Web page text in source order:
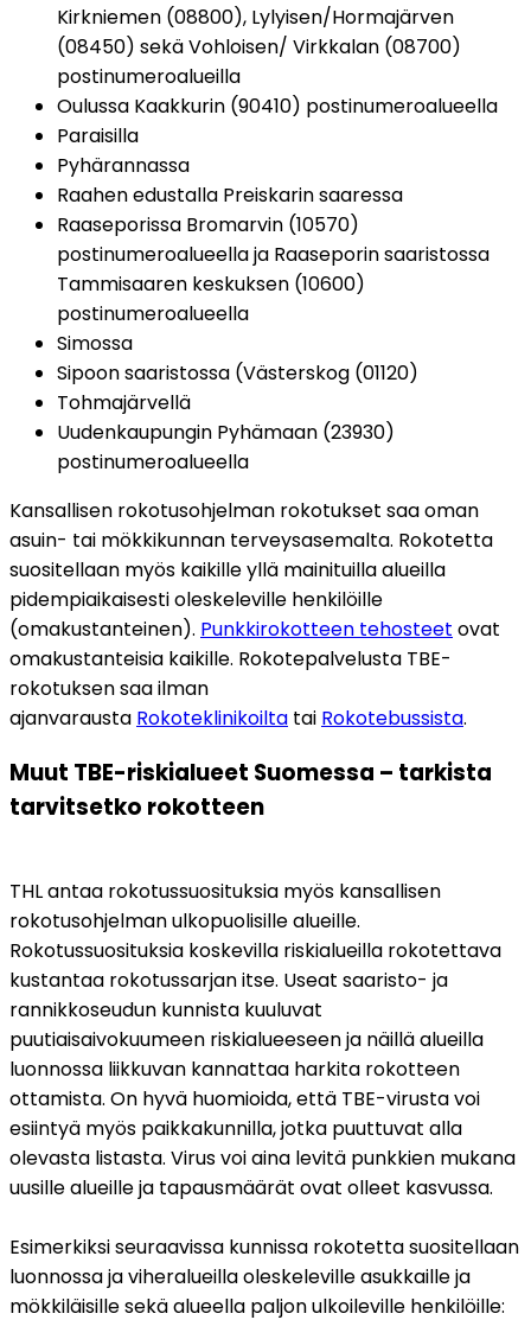
Kirkniemen (08800), Lylyisen/Hormajärven
(08450) sekä Vohloisen/ Virkkalan (08700)
postinumeroalueilla
Oulussa Kaakkurin (90410) postinumeroalueella
Paraisilla
Pyhärannassa
Raahen edustalla Preiskarin saaressa
Raaseporissa Bromarvin (10570)
postinumeroalueella ja Raaseporin saaristossa
Tammisaaren keskuksen (10600)
postinumeroalueella
Simossa
Sipoon saaristossa (Västerskog (01120)
Tohmajärvellä
Uudenkaupungin Pyhämaan (23930)
postinumeroalueella
Kansallisen rokotusohjelman rokotukset saa oman
asuin- tai mökkikunnan terveysasemalta. Rokotetta
suositellaan myös kaikille yllä mainituilla alueilla
pidempiaikaisesti oleskeleville henkilöille
(omakustanteinen). Punkkirokotteen tehosteet ovat
omakustanteisia kaikille. Rokotepalvelusta TBE-
rokotuksen saa ilman
ajanvarausta Rokoteklinikoilta tai Rokotebussista.
Muut TBE-riskialueet Suomessa – tarkista
tarvitsetko rokotteen
THL antaa rokotussuosituksia myös kansallisen
rokotusohjelman ulkopuolisille alueille.
Rokotussuosituksia koskevilla riskialueilla rokotettava
kustantaa rokotussarjan itse. Useat saaristo- ja
rannikkoseudun kunnista kuuluvat
puutiaisaivokuumeen riskialueeseen ja näillä alueilla
luonnossa liikkuvan kannattaa harkita rokotteen
ottamista. On hyvä huomioida, että TBE-virusta voi
esiintyä myös paikkakunnilla, jotka puuttuvat alla
olevasta listasta. Virus voi aina levitä punkkien mukana
uusille alueille ja tapausmäärät ovat olleet kasvussa.
Esimerkiksi seuraavissa kunnissa rokotetta suositellaan
luonnossa ja viheralueilla oleskeleville asukkaille ja
mökkiläisille sekä alueella paljon ulkoileville henkilöille: